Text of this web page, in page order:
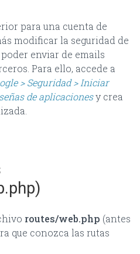
para una cuenta de
modificar la seguridad de
enviar de emails
Para ello, accede a
> Seguridad > Iniciar
de aplicacionesy crea
routes/web.php (antes
que conozca las rutas